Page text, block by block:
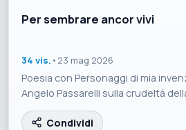
Per sembrare ancor vivi
34 vis. • 23 mag 2026
Poesia con Personaggi di mia
Angelo Passarelli sulla crudeltà
Condividi